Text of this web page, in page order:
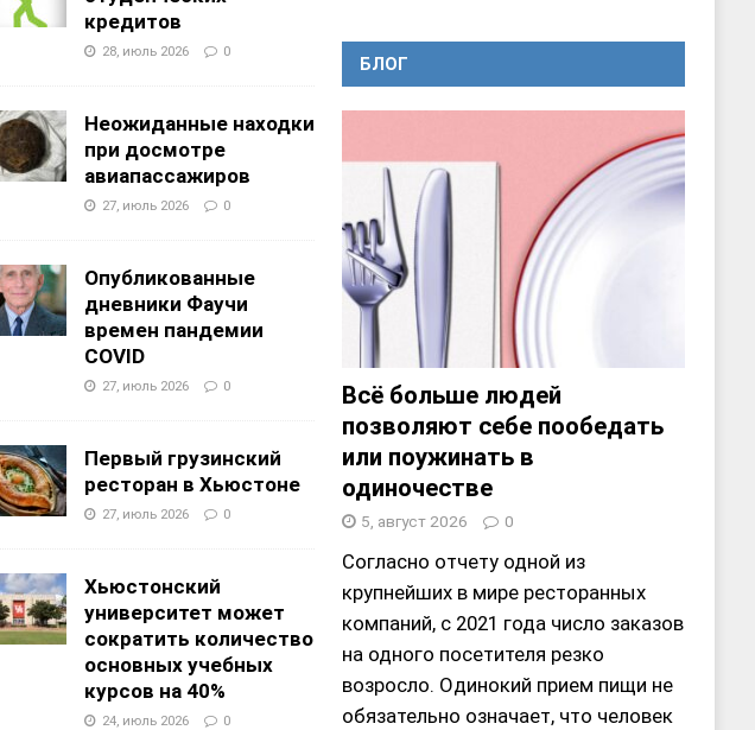
кредитов
28, июль 2026 0
Неожиданные находки
при досмотре
авиапассажиров
27, июль 2026 0
Опубликованные
дневники Фаучи
времен пандемии
COVID
27, июль 2026 0
Первый грузинский
ресторан в Хьюстоне
27, июль 2026 0
Хьюстонский
университет может
сократить количество
основных учебных
курсов на 40%
24, июль 2026 0
БЛОГ
Всё больше людей
позволяют себе пообедать
или поужинать в
одиночестве
5, август 2026 0
Согласно отчету одной из
крупнейших в мире ресторанных
компаний, с 2021 года число заказов
на одного посетителя резко
возросло. Одинокий прием пищи не
обязательно означает, что человек